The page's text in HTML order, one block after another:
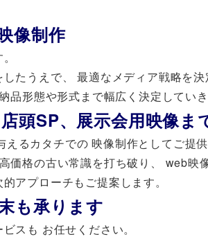
像制作
たうえで、 最適なメディア戦略を
形態や形式まで幅広く決定していき
頭SP、展示会用映像ま
るカタチでの 映像制作としてご提供
価格の古い常識を打ち破り、 web
アプローチもご提案します。
も承ります
スも お任せください。